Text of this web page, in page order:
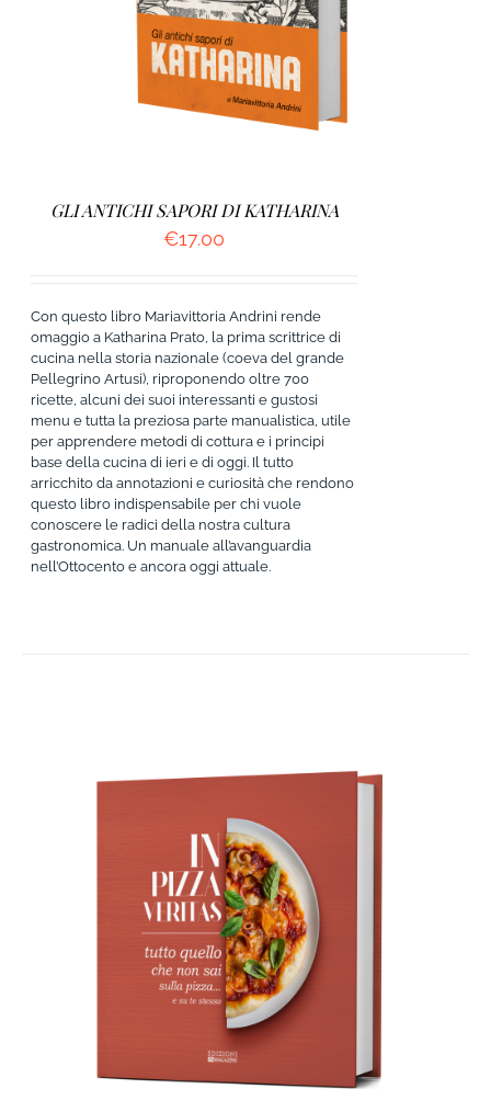
GLI ANTICHI SAPORI DI KATHARINA
€17.00
Con questo libro Mariavittoria Andrini rende
omaggio a Katharina Prato, la prima scrittrice di
cucina nella storia nazionale (coeva del grande
Pellegrino Artusi), riproponendo oltre 700
ricette, alcuni dei suoi interessanti e gustosi
menu e tutta la preziosa parte manualistica, utile
per apprendere metodi di cottura e i principi
base della cucina di ieri e di oggi. Il tutto
arricchito da annotazioni e curiosità che rendono
questo libro indispensabile per chi vuole
conoscere le radici della nostra cultura
gastronomica. Un manuale all’avanguardia
nell’Ottocento e ancora oggi attuale.
AGGIUNGI AL CARRELLO / DETTAGLI